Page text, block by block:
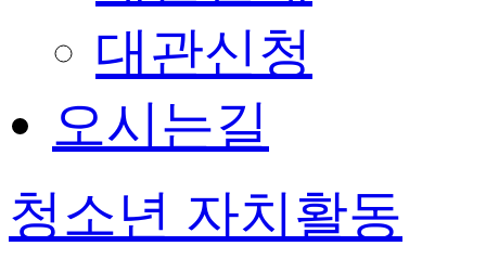
대관신청
오시는길
청소년 자치활동